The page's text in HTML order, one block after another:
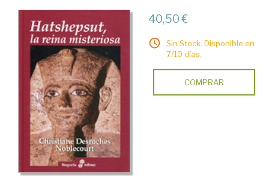
40,50 €
Sin Stock. Disponible en
7/10 días.
COMPRAR